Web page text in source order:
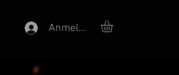
Anmelden